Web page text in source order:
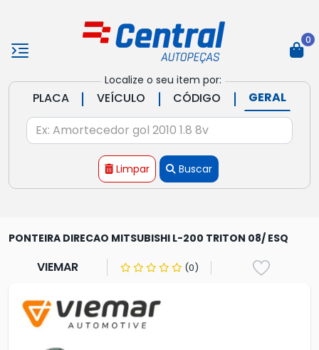
Localize o seu item por:
PLACA | VEÍCULO | CÓDIGO | GERAL
Limpar Buscar
0
PONTEIRA DIRECAO MITSUBISHI L-200 TRITON 08/ ESQ
VIEMAR (0)